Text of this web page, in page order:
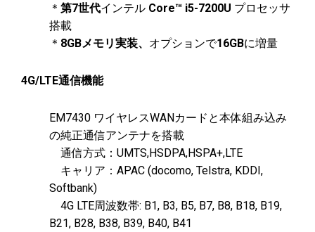
＊ 第7世代インテル Core™ i5-7200U プロセッサ
搭載
＊ 8GBメモリ実装、 オプションで16GBに増量
4G/LTE通信機能
EM7430 ワイヤレスWANカードと本体組み込み
の純正通信アンテナを搭載
通信方式：UMTS,HSDPA,HSPA+,LTE
キャリア：APAC (docomo, Telstra, KDDI,
Softbank)
4G LTE周波数帯: B1, B3, B5, B7, B8, B18, B19,
B21, B28, B38, B39, B40, B41